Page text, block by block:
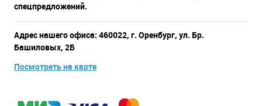
спецпредложений.
Адрес нашего офиса: 460022, г. Оренбург, ул. Бр.
Башиловых, 2Б
Посмотреть на карте